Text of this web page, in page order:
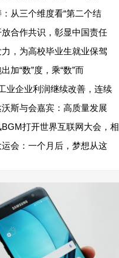
从三个维度看“第二个结
合作共识，彰显中国责任
，为高校毕业生就业保驾
加“数”度，乘“数”而
业企业利润继续改善，连续
沃斯与会嘉宾：高质量发展
BGM打开世界互联网大会，相
运会：一个月后，梦想从这